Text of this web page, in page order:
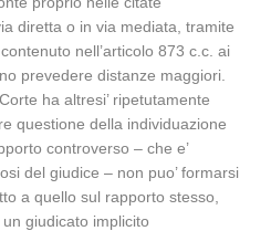
diretta o in via mediata, tramite
nell’articolo 873 c.c. ai
prevedere distanze maggiori.
ha altresi’ ripetutamente
questione della individuazione
controverso – che e’
del giudice – non puo’ formarsi
a quello sul rapporto stesso,
un giudicato implicito